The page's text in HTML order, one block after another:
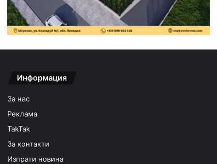
Информация
За нас
Реклама
TakTak
За контакти
Изпрати новина